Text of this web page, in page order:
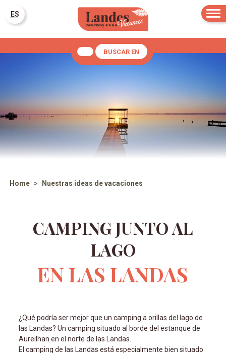
ES
BUSCAR EN
Home Nuestras ideas de vacaciones
CAMPING JUNTO AL
LAGO
EN LAS LANDAS
¿Qué podría ser mejor que un camping a orillas del lago de
las Landas? Un camping situado al borde del estanque de
Aureilhan en el norte de las Landas.
El camping de las Landas está especialmente bien situado